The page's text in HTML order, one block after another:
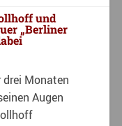
und
„Berliner
drei Monaten
Augen